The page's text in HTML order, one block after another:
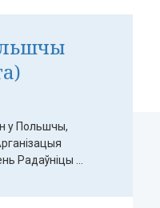
у Польшчы,
Радаўніцы ...